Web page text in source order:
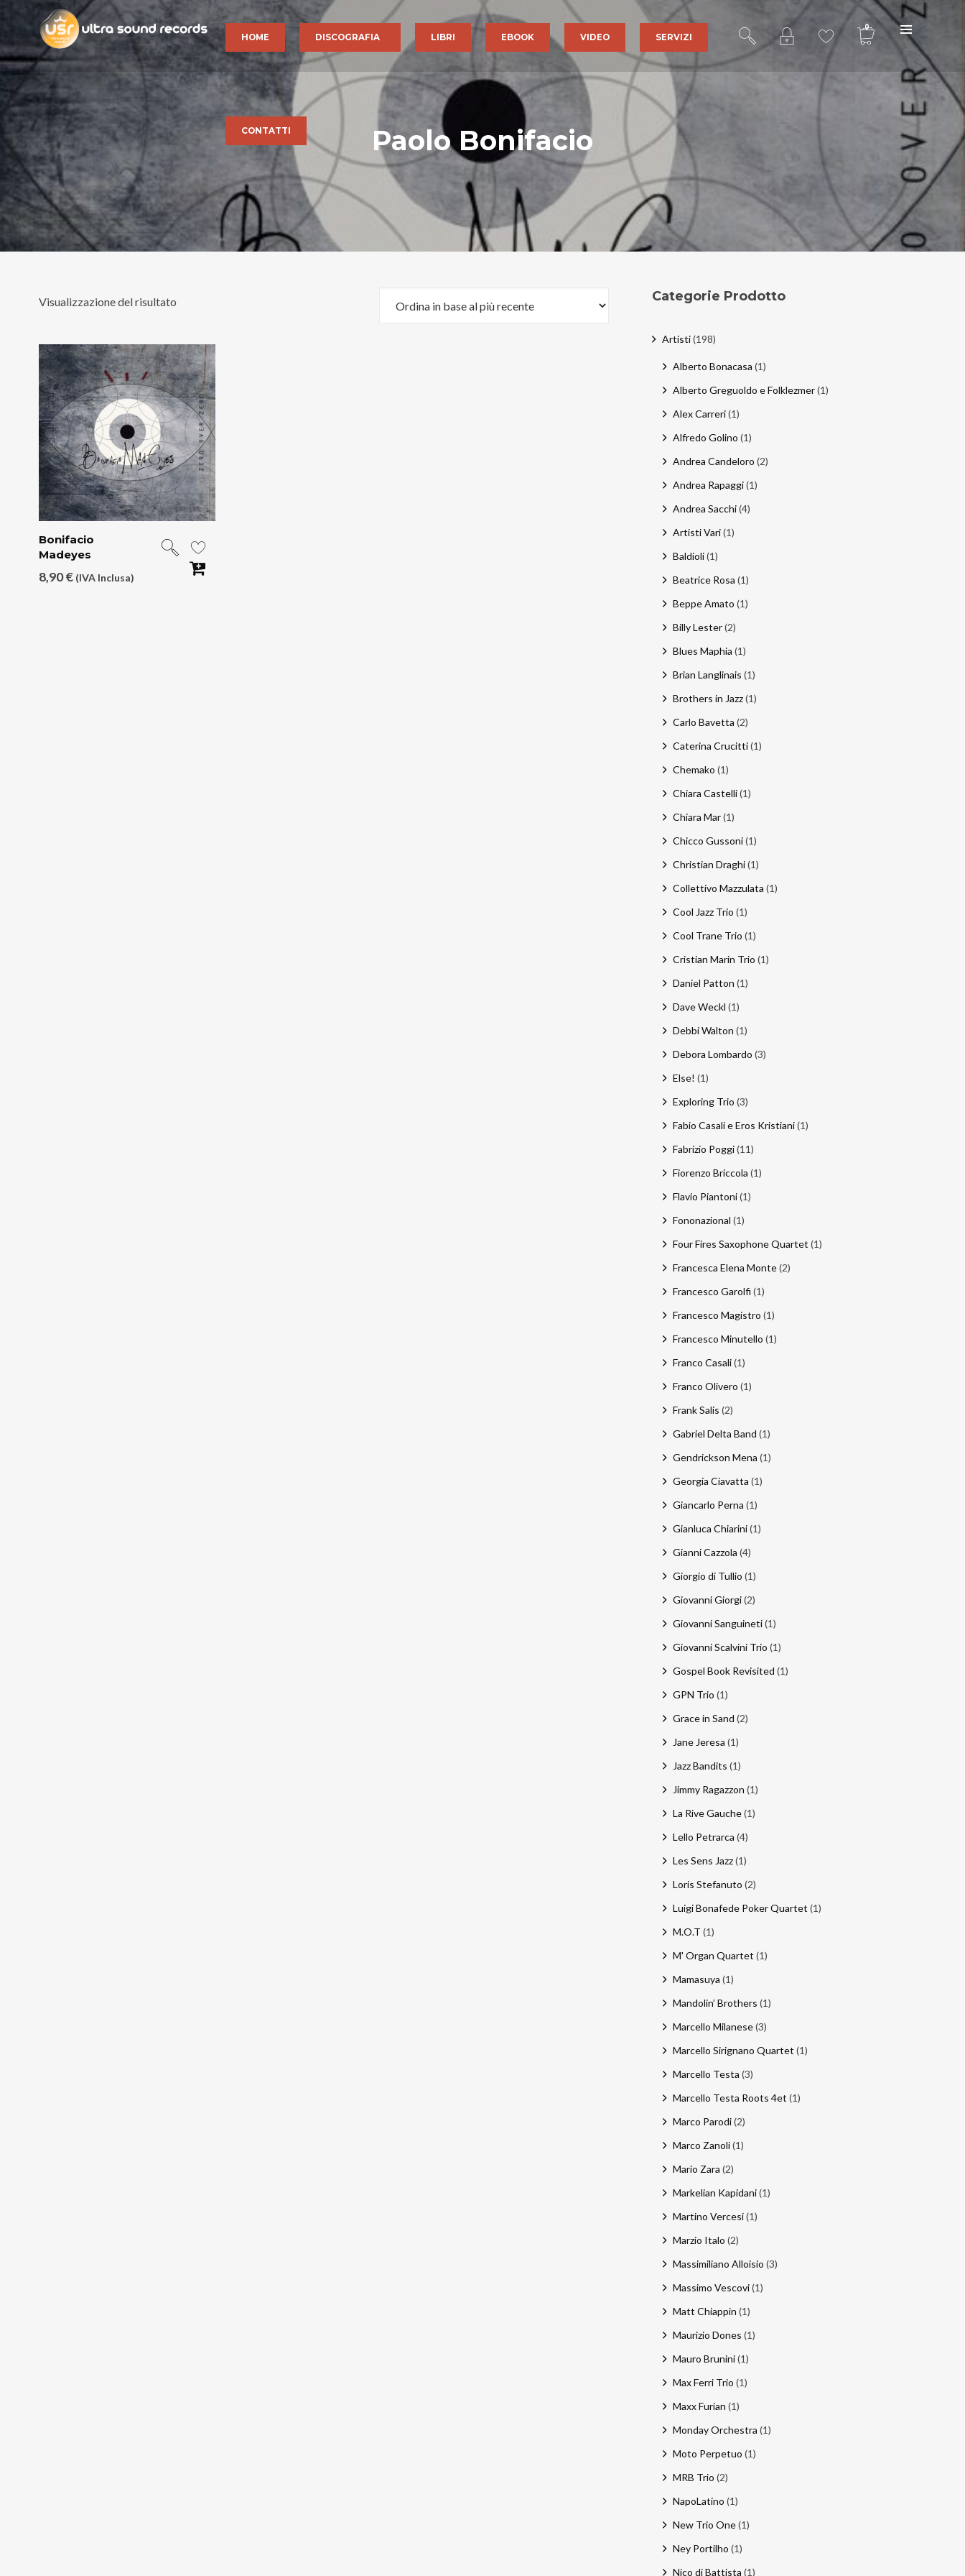
affermata nel mercato della discografia
indipendente grazie al lavoro portato
avanti con serietà e dedizione dal 2001
fino ad ora da
Stefano Bertolotti
responsabile delle edizioni e fondatore
dell’etichetta discografica.
Via Cascina Sparapina, 2
stefano.bertolotti@ultrasoundrecords.eu
Cellulare:
Seguici sui nostri Social
HOME DISCOGRAFIA LIBRI EBOOK VIDEO SERVIZI
CONTATTI
0
Paolo Bonifacio
Visualizzazione del risultato
Bonifacio
Madeyes
8,90€ (IVA Inclusa)
Categorie Prodotto
Artisti(198)
Alberto Bonacasa (1)
Alberto Greguoldo e Folklezmer(1)
Alex Carreri(1)
Alfredo Golino (1)
Andrea Candeloro (2)
Andrea Rapaggi(1)
Andrea Sacchi(4)
Artisti Vari(1)
Baldioli(1)
Beatrice Rosa (1)
Beppe Amato (1)
Billy Lester(2)
Blues Maphia (1)
Brian Langlinais (1)
Brothers in Jazz(1)
Carlo Bavetta (2)
Caterina Crucitti(1)
Chemako (1)
Chiara Castelli(1)
Chiara Mar(1)
Chicco Gussoni(1)
Christian Draghi(1)
Collettivo Mazzulata (1)
Cool Jazz Trio (1)
Cool Trane Trio (1)
Cristian Marin Trio (1)
Daniel Patton (1)
Dave Weckl (1)
Debbi Walton (1)
Debora Lombardo (3)
Else! (1)
Exploring Trio (3)
Fabio Casali e Eros Kristiani(1)
Fabrizio Poggi(11)
Fiorenzo Briccola (1)
Flavio Piantoni(1)
Fononazional (1)
Four Fires Saxophone Quartet (1)
Francesca Elena Monte(2)
Francesco Garolfi (1)
Francesco Magistro (1)
Francesco Minutello (1)
Franco Casali(1)
Franco Olivero (1)
Frank Salis (2)
Gabriel Delta Band (1)
Gendrickson Mena (1)
Georgia Ciavatta (1)
Giancarlo Perna (1)
Gianluca Chiarini(1)
Gianni Cazzola (4)
Giorgio di Tullio (1)
Giovanni Giorgi(2)
Giovanni Sanguineti(1)
Giovanni Scalvini Trio (1)
Gospel Book Revisited (1)
GPN Trio (1)
Grace in Sand (2)
Jane Jeresa (1)
Jazz Bandits (1)
Jimmy Ragazzon (1)
La Rive Gauche(1)
Lello Petrarca (4)
Les Sens Jazz(1)
Loris Stefanuto (2)
Luigi Bonafede Poker Quartet (1)
M.O.T (1)
M' Organ Quartet (1)
Mamasuya (1)
Mandolin’ Brothers (1)
Marcello Milanese(3)
Marcello Sirignano Quartet (1)
Marcello Testa (3)
Marcello Testa Roots 4et (1)
Marco Parodi(2)
Marco Zanoli(1)
Mario Zara (2)
Markelian Kapidani(1)
Martino Vercesi(1)
Marzio Italo (2)
Massimiliano Alloisio (3)
Massimo Vescovi(1)
Matt Chiappin (1)
Maurizio Dones (1)
Mauro Brunini(1)
Max Ferri Trio (1)
Maxx Furian (1)
Monday Orchestra (1)
Moto Perpetuo (1)
MRB Trio (2)
NapoLatino (1)
New Trio One(1)
Ney Portilho (1)
Nico di Battista (1)